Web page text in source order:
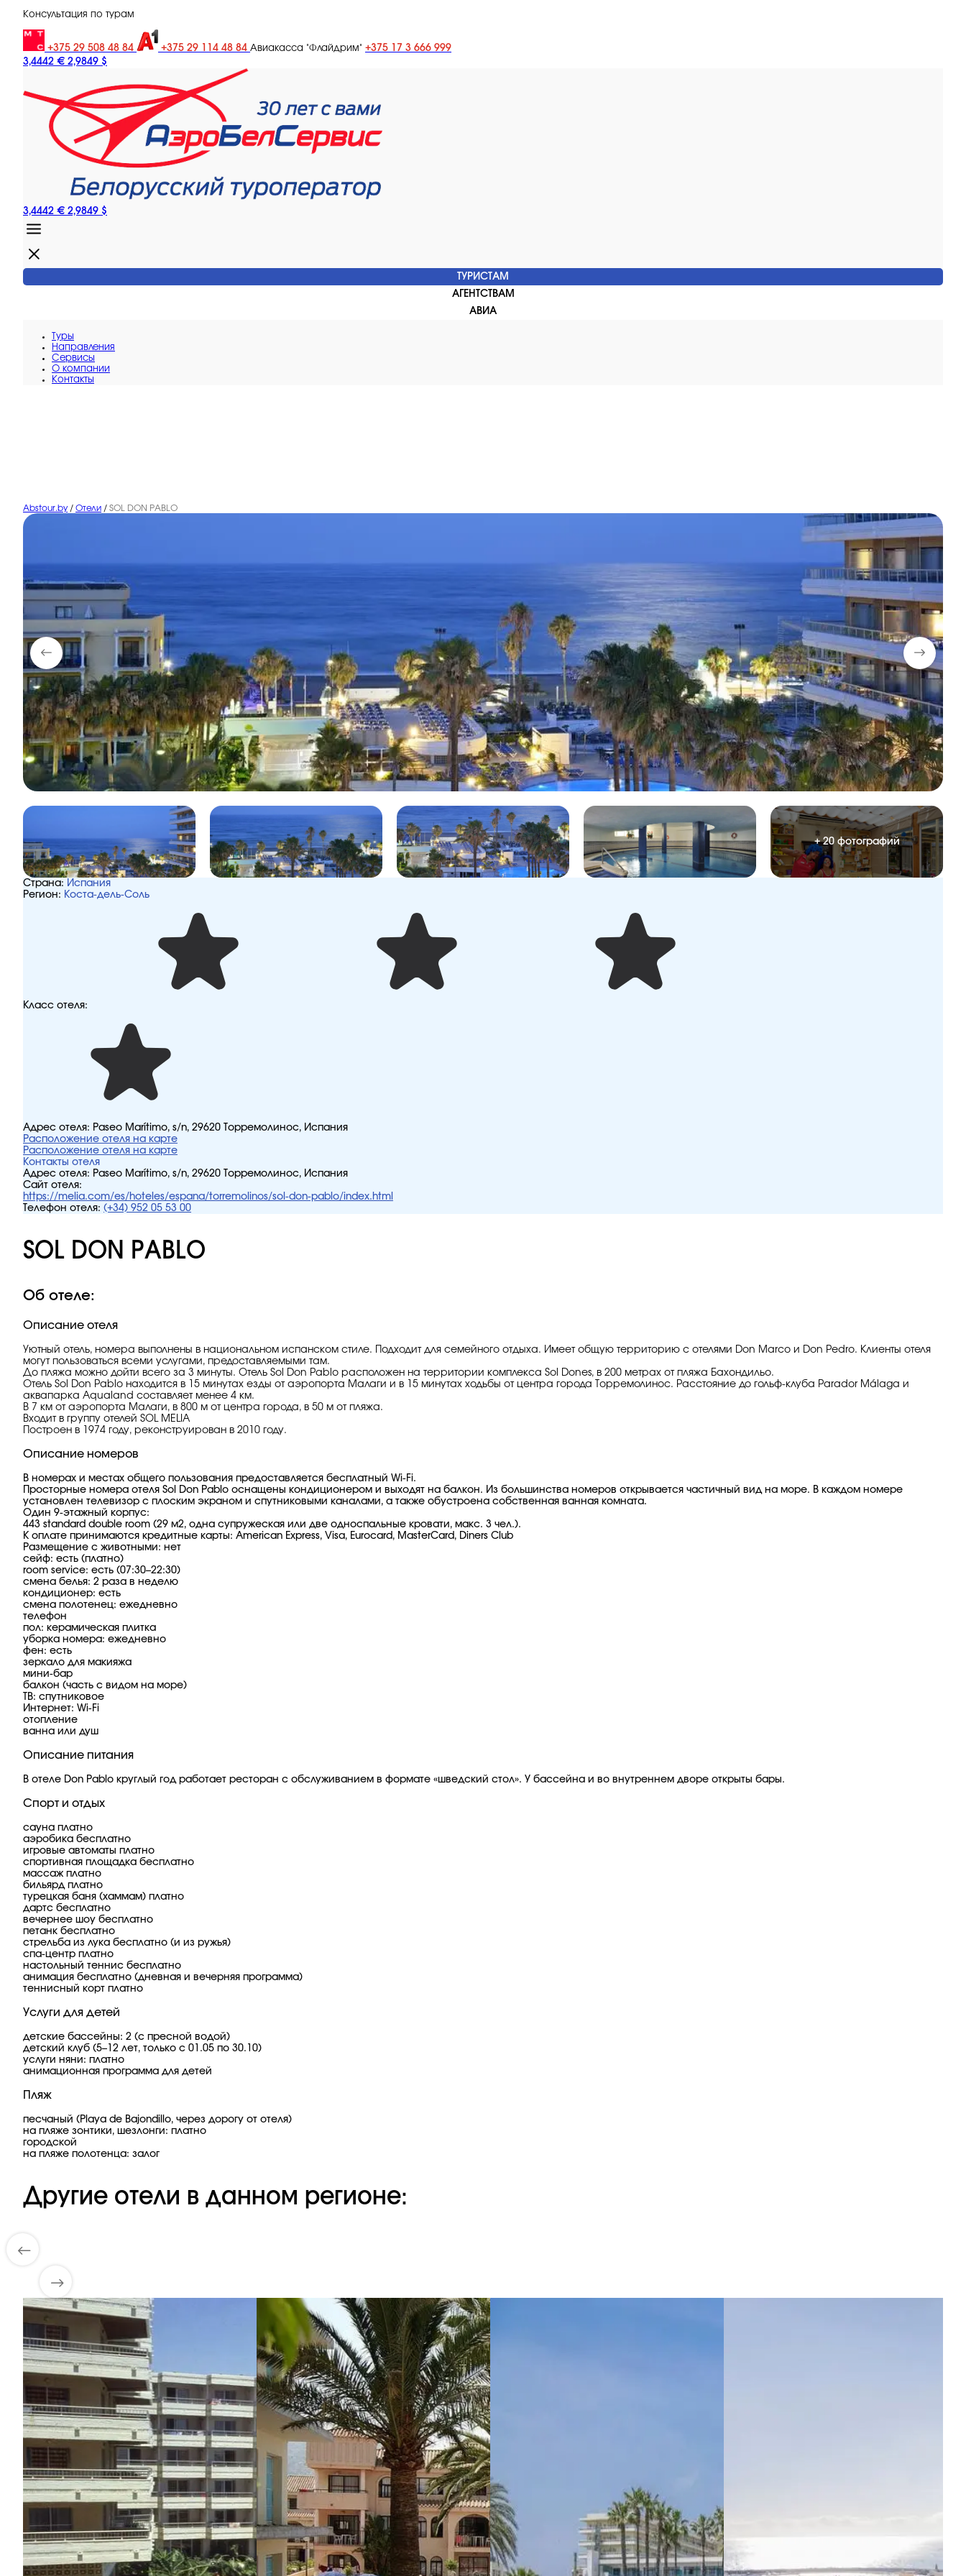
Консультация по турам
+375 29 508 48 84 +375 29 114 48 84 Авиакасса "Флайдрим" +375 17 3 666 999
3,4442 € 2,9849 $
3,4442 € 2,9849 $
ТУРИСТАМ
АГЕНТСТВАМ
АВИА
Туры
Направления
Сервисы
O компании
Контакты
Abstour.by / Отели / SOL DON PABLO
+ 20 фотографий
Страна: Испания
Регион: Коста-дель-Соль
Класс отеля:
Адрес отеля: Paseo Marítimo, s/n, 29620 Торремолинос, Испания
Расположение отеля на карте
Расположение отеля на карте
Контакты отеля
Адрес отеля: Paseo Marítimo, s/n, 29620 Торремолинос, Испания
Сайт отеля:
https://melia.com/es/hoteles/espana/torremolinos/sol-don-pablo/index.html
Телефон отеля: (+34) 952 05 53 00
SOL DON PABLO
Об отеле:
Описание отеля
Уютный отель, номера выполнены в национальном испанском стиле. Подходит для семейного отдыха. Имеет общую территорию с отелями Don Marco и Don Pedro. Клиенты отеля
могут пользоваться всеми услугами, предоставляемыми там.
До пляжа можно дойти всего за 3 минуты. Отель Sol Don Pablo расположен на территории комплекса Sol Dones, в 200 метрах от пляжа Бахондильо.
Отель Sol Don Pablo находится в 15 минутах езды от аэропорта Малаги и в 15 минутах ходьбы от центра города Торремолинос. Расстояние до гольф-клуба Parador Málaga и
аквапарка Aqualand составляет менее 4 км.
В 7 км от аэропорта Малаги, в 800 м от центра города, в 50 м от пляжа.
Входит в группу отелей SOL MELIA
Построен в 1974 году, реконструирован в 2010 году.
Описание номеров
В номерах и местах общего пользования предоставляется бесплатный Wi-Fi.
Просторные номера отеля Sol Don Pablo оснащены кондиционером и выходят на балкон. Из большинства номеров открывается частичный вид на море. В каждом номере
установлен телевизор с плоским экраном и спутниковыми каналами, а также обустроена собственная ванная комната.
Один 9-этажный корпус:
443 standard double room (29 м2, одна супружеская или две односпальные кровати, макс. 3 чел.).
К оплате принимаются кредитные карты: American Express, Visa, Eurocard, MasterCard, Diners Club
Размещение с животными: нет
сейф: есть (платно)
room service: есть (07:30–22:30)
смена белья: 2 раза в неделю
кондиционер: есть
смена полотенец: ежедневно
телефон
пол: керамическая плитка
уборка номера: ежедневно
фен: есть
зеркало для макияжа
мини-бар
балкон (часть с видом на море)
ТВ: спутниковое
Интернет: Wi-Fi
отопление
ванна или душ
Описание питания
В отеле Don Pablo круглый год работает ресторан с обслуживанием в формате «шведский стол». У бассейна и во внутреннем дворе открыты бары.
Спорт и отдых
сауна платно
аэробика бесплатно
игровые автоматы платно
спортивная площадка бесплатно
массаж платно
бильярд платно
турецкая баня (хаммам) платно
дартс бесплатно
вечернее шоу бесплатно
петанк бесплатно
стрельба из лука бесплатно (и из ружья)
спа-центр платно
настольный теннис бесплатно
анимация бесплатно (дневная и вечерняя программа)
теннисный корт платно
Услуги для детей
детские бассейны: 2 (с пресной водой)
детский клуб (5–12 лет, только с 01.05 по 30.10)
услуги няни: платно
анимационная программа для детей
Пляж
песчаный (Playa de Bajondillo, через дорогу от отеля)
на пляже зонтики, шезлонги: платно
городской
на пляже полотенца: залог
Другие отели в данном регионе: